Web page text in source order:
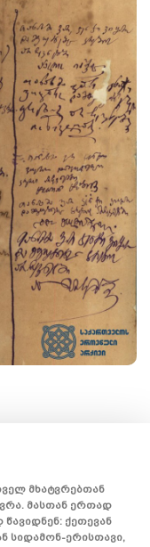
მხატვრებთან
მასთან ერთად
ქეთევან
სიდამონ-ერისთავი,